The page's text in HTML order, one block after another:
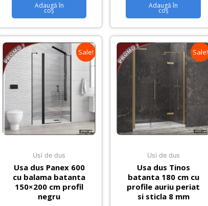
Adaugă în
coș
Adaugă în
coș
Sale!
Usi de dus
Usa dus Panex 600
cu balama batanta
150×200 cm profil
negru
Sale!
Usi de dus
Usa dus Tinos
batanta 180 cm cu
profile auriu periat
si sticla 8 mm